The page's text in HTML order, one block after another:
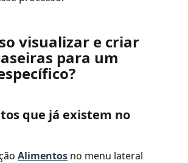
visualizar e criar
para um
que já existem no
Alimentos no menu lateral